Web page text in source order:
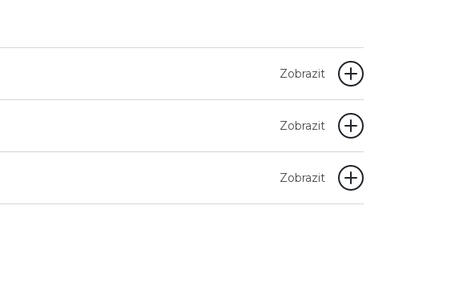
Zobrazit
Zobrazit
Zobrazit